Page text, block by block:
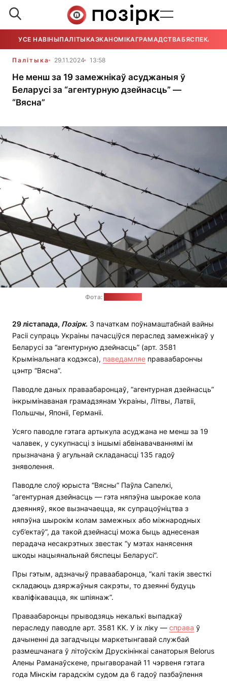
УСЕ НАВІНЫПАЛІТЫКАЭКАНОМІКАГРАМАДСТВАБЯСПЕКА
Палітыка 29.11.2024 13:58
Не менш за 19 замежнікаў асуджаныя ў
Беларусі за “агентурную дзейнасць” —
“Вясна”
Фота:
29 лістапада, Позірк. З пачаткам поўнамаштабнай вайны
Расіі супраць Украіны пачасціўся пераслед замежнікаў у
Беларусі за “агентурную дзейнасць” (арт. 3581
Крымінальнага кодэкса), паведамляе праваабарончы
цэнтр “Вясна”.
Паводле даных праваабаронцаў, “агентурная дзейнасць”
інкрымінаваная грамадзянам Украіны, Літвы, Латвіі,
Польшчы, Японіі, Германіі.
Усяго паводле гэтага артыкула асуджана не менш за 19
чалавек, у сукупнасці з іншымі абвінавачваннямі ім
прызначана ў агульнай складанасці 135 гадоў
зняволення.
Паводле слоў юрыста “Вясны” Паўла Сапелкі,
“агентурная дзейнасць — гэта няпэўна шырокае кола
дзеянняў, якое вызначаецца, як супрацоўніцтва з
няпэўна шырокім колам замежных або міжнародных
суб’ектаў”, да такой дзейнасці можа быць аднесеная
перадача несакрэтных звестак “у мэтах нанясення
шкоды нацыянальнай бяспецы Беларусі”.
Пры гэтым, адзначыў праваабаронца, “калі такія звесткі
складаюць дзяржаўныя сакрэты, то дзеянні будуць
кваліфікавацца, як шпіянаж”.
Праваабаронцы прыводзяць некалькі выпадкаў
пераследу паводле арт. 3581 КК. У іх ліку — справа ў
дачыненні да загадчыцы маркетынгавай службай
размешчанага ў літоўскім Друскінінкаі санаторыя Belorus
Алены Раманаўскене, прыгаворанай 11 чэрвеня гэтага
года Мінскім гарадскім судом да 6 гадоў пазбаўлення